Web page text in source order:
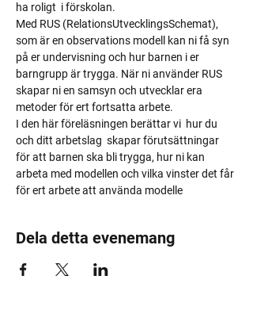
ha roligt  i förskolan.
Med RUS (RelationsUtvecklingsSchemat),
som är en observations modell kan ni få syn
på er undervisning och hur barnen i er
barngrupp är trygga. När ni använder RUS
skapar ni en samsyn och utvecklar era
metoder för ert fortsatta arbete.
I den här föreläsningen berättar vi  hur du
och ditt arbetslag  skapar förutsättningar
för att barnen ska bli trygga, hur ni kan
arbeta med modellen och vilka vinster det får
för ert arbete att använda modelle
Dela detta evenemang